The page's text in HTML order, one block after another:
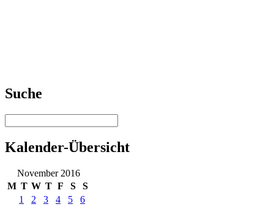
Suche
Kalender-Übersicht
November 2016
M T W T F S
S
1
2 3 4 5
6